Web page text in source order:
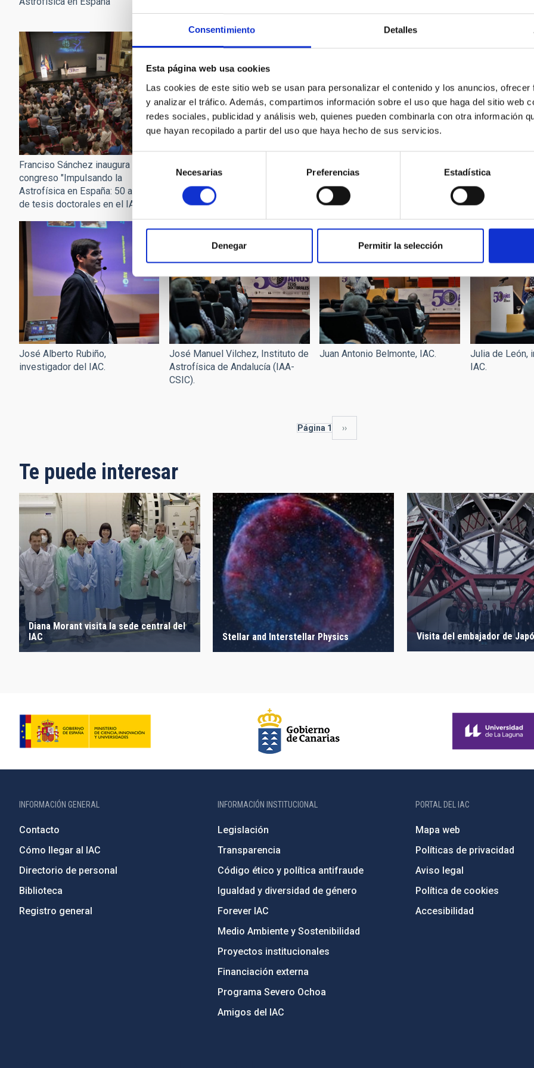
Consentimiento Detalles
Esta página web usa cookies
Las cookies de este sitio web se usan para personalizar el contenido y los anuncios,
y analizar el tráfico. Además, compartimos información sobre el uso que haga del sitio web
redes sociales, publicidad y análisis web, quienes pueden combinarla con otra información
que hayan recopilado a partir del uso que haya hecho de sus servicios.
Selección
consentimiento
Necesarias Preferencias Estadística
Denegar Permitir la selección
España"
España"
España"
Franciso Sánchez inaugura el
congreso "Impulsando la
Astrofísica en España: 50 años
de tesis doctorales en el IAC"
las primeras instalaciones el
Observatorio del Teide
IAC.
"Impulsando
España: 50
doctorales en
José Alberto Rubiño,
investigador del IAC.
José Manuel Vilchez, Instituto de
Astrofísica de Andalucía (IAA-
CSIC).
Juan Antonio Belmonte, IAC.
Julia de León,
IAC.
Página 1
Siguiente
››
Te puede interesar
Diana Morant visita la sede central del
IAC
Stellar and Interstellar Physics Visita del embajador de
INFORMACIÓN GENERAL
Contacto
Cómo llegar al IAC
Directorio de personal
Biblioteca
Registro general
INFORMACIÓN INSTITUCIONAL
Legislación
Transparencia
Código ético y política antifraude
Igualdad y diversidad de género
Forever IAC
Medio Ambiente y Sostenibilidad
Proyectos institucionales
Financiación externa
Programa Severo Ochoa
Amigos del IAC
PORTAL DEL IAC
Mapa web
Políticas de privacidad
Aviso legal
Política de cookies
Accesibilidad